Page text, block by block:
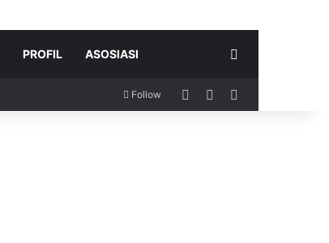
PROFIL ASOSIASI
Follow Log InRandom Article